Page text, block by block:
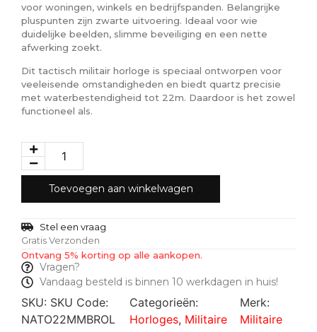
voor woningen, winkels en bedrijfspanden. Belangrijke
pluspunten zijn zwarte uitvoering. Ideaal voor wie
duidelijke beelden, slimme beveiliging en een nette
afwerking zoekt.
Dit tactisch militair horloge is speciaal ontworpen voor
veeleisende omstandigheden en biedt quartz precisie
met waterbestendigheid tot 22m. Daardoor is het zowel
functioneel als.
Toevoegen aan winkelwagen
Stel een vraag
Gratis Verzonden
Ontvang 5% korting op alle aankopen.
Vragen?
Vandaag besteld is binnen 10 werkdagen in huis!
SKU: SKU Code:
NATO22MMBROL
Categorieën:
Horloges, Militaire
Merk:
Militaire